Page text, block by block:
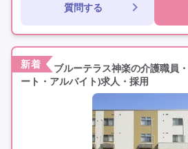
質問する
新着
ブルーテラス神楽の介護職員
ート・アルバイト)求人・採用